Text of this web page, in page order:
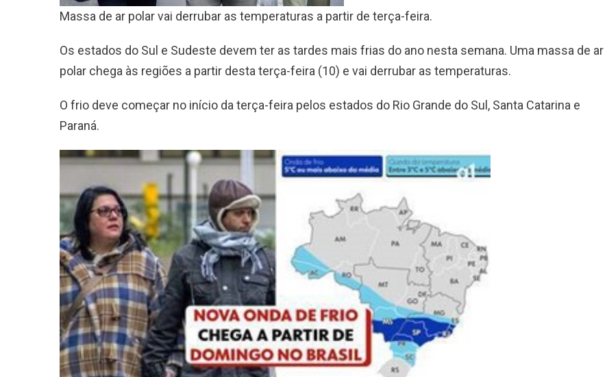
Massa de ar polar vai derrubar as temperaturas a partir de terça-feira.
Os estados do Sul e Sudeste devem ter as tardes mais frias do ano nesta semana. Uma massa de ar
polar chega às regiões a partir desta terça-feira (10) e vai derrubar as temperaturas.
O frio deve começar no início da terça-feira pelos estados do Rio Grande do Sul, Santa Catarina e
Paraná.